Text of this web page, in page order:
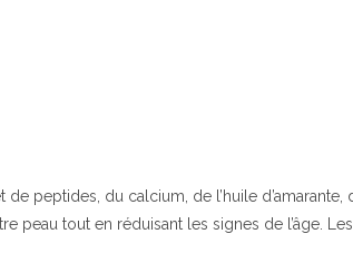
Balea
peptides, du calcium, de l’huile
peau tout en réduisant les signes de l’âge.